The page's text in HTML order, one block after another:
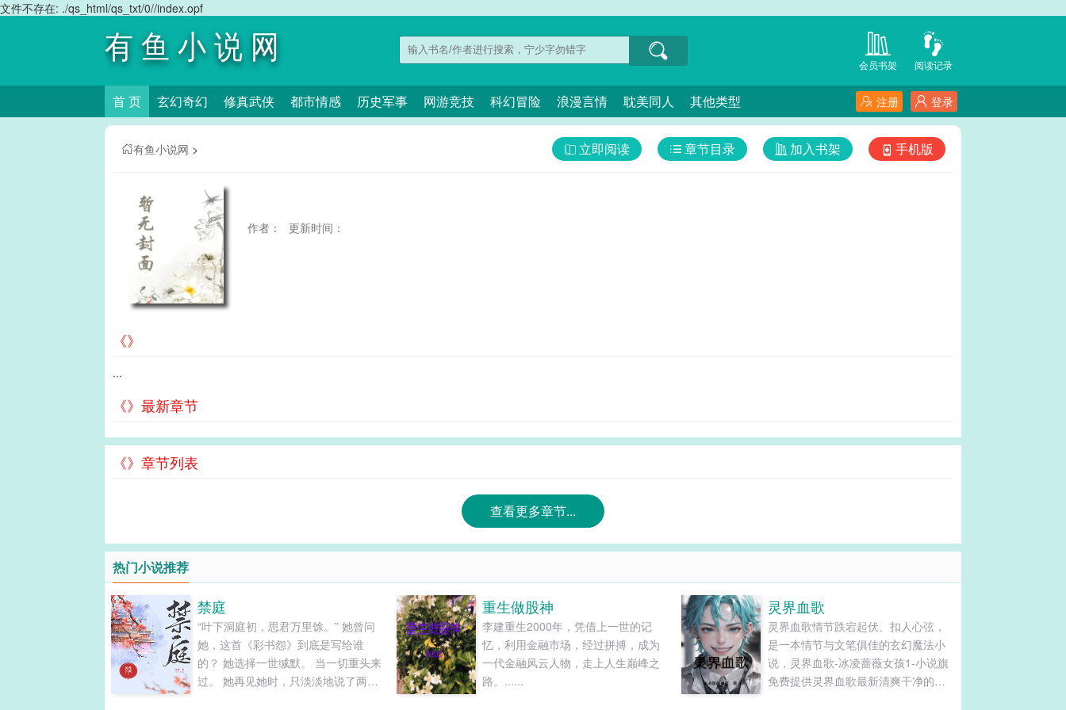
文件不存在: ./qs_html/qs_txt/0//index.opf
有鱼小说网 阅读记录
会员书架
首 页 玄幻奇幻 修真武侠 都市情感 历史军事 网游竞技 科幻冒险 浪漫言情 耽美同人 其他类型 登录
注册
有鱼小说网 > 手机版
加入书架
章节目录
立即阅读
作者： 更新时间：
《》
...
《》最新章节
《》章节列表
查看更多章节...
热门小说推荐
禁庭
“叶下洞庭初，思君万里馀。” 她曾问
她，这首《彩书怨》到底是写给谁
的？ 她选择一世缄默。 当一切重头来
过。 她再见她时，只淡淡地说了两个
重生做股神
李建重生2000年，凭借上一世的记
忆，利用金融市场，经过拼搏，成为
一代金融风云人物，走上人生巅峰之
路。......
灵界血歌
灵界血歌情节跌宕起伏、扣人心弦，
是一本情节与文笔俱佳的玄幻魔法小
说，灵界血歌-冰凌蔷薇女孩1-小说旗
免费提供灵界血歌最新清爽干净的文